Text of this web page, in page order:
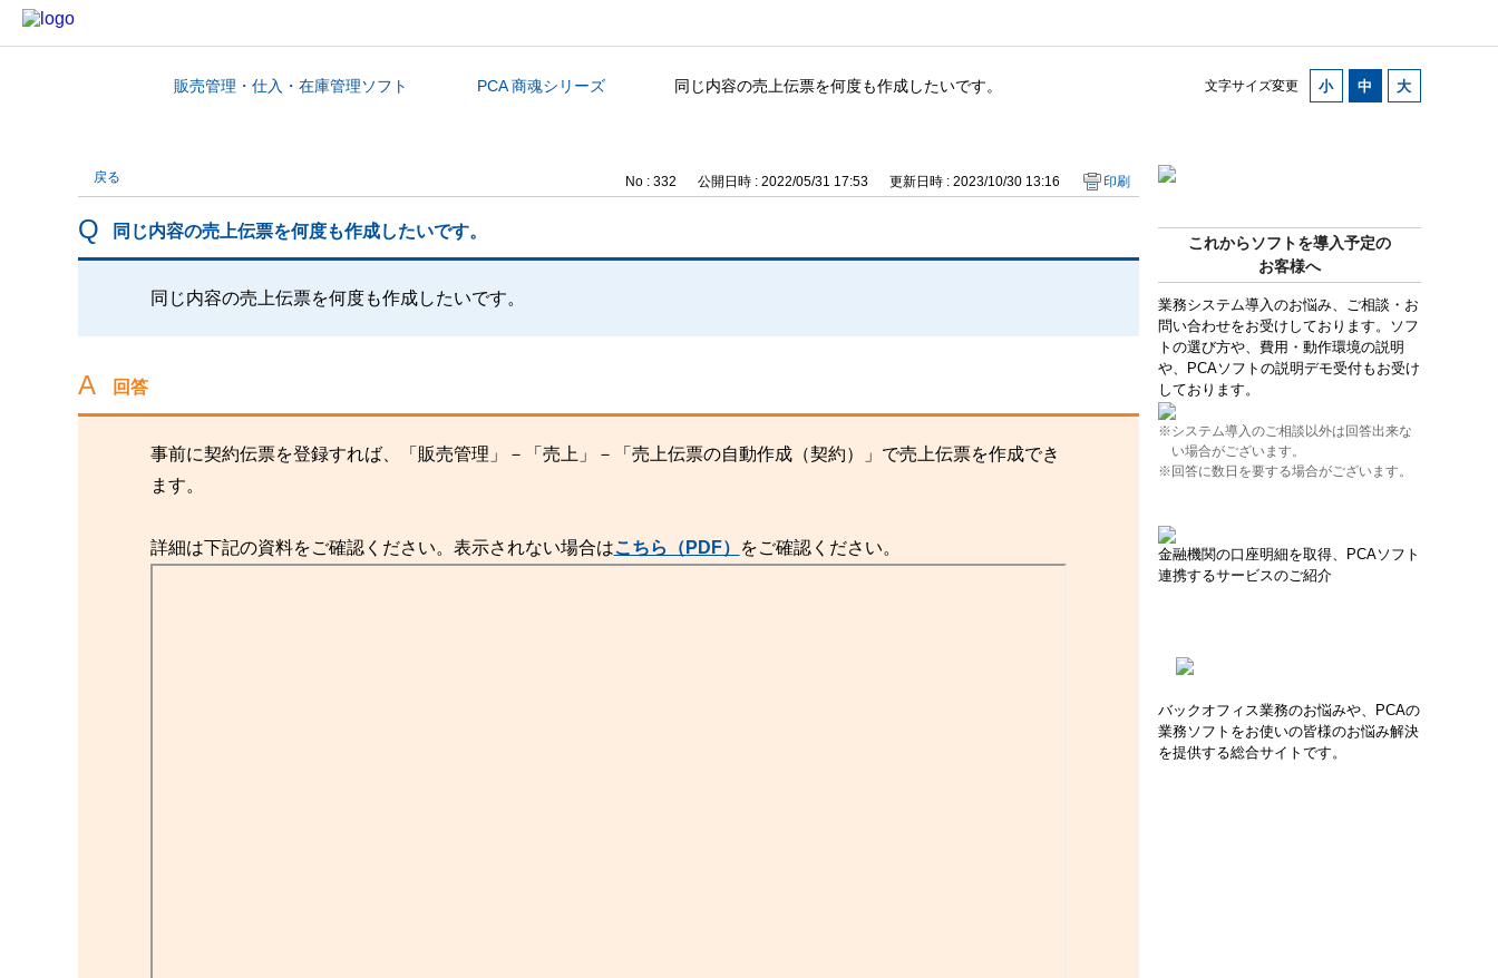
文字サイズ変更
カテゴリから探す販売管理・仕入・在庫管理ソフト PCA 商魂シリーズ 同じ内容の売上伝票を何度も作成したいです。
これからソフトを導入予定の
お客様へ
業務システム導入のお悩み、ご相談・お
問い合わせをお受けしております。ソフ
トの選び方や、費用・動作環境の説明
や、PCAソフトの説明デモ受付もお受け
しております。
※システム導入のご相談以外は回答出来な
い場合がございます。
※回答に数日を要する場合がございます。
金融機関の口座明細を取得、PCAソフト
連携するサービスのご紹介
バックオフィス業務のお悩みや、PCAの
業務ソフトをお使いの皆様のお悩み解決
を提供する総合サイトです。
戻る No : 332 公開日時 : 2022/05/31 17:53 更新日時 : 2023/10/30 13:16 印刷
同じ内容の売上伝票を何度も作成したいです。
同じ内容の売上伝票を何度も作成したいです。
回答
事前に契約伝票を登録すれば、「販売管理」－「売上」－「売上伝票の自動作成（契約）」で売上伝票を作成でき
ます。
詳細は下記の資料をご確認ください。表示されない場合はこちら（PDF） をご確認ください。